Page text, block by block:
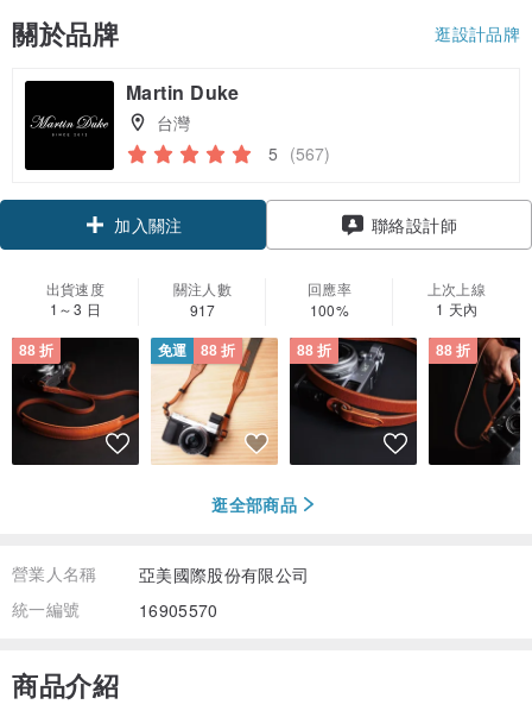
關於品牌 逛設計品牌
Martin Duke
台灣
5 (567)
領優惠券
加入關注
聯絡設計師
出貨速度
1～3 日
關注人數
917
回應率
100%
上次上線
1 天內
88 折 免運 88 折 88 折 88 折
逛全部商品
營業人名稱
亞美國際股份有限公司
統一編號
16905570
商品介紹